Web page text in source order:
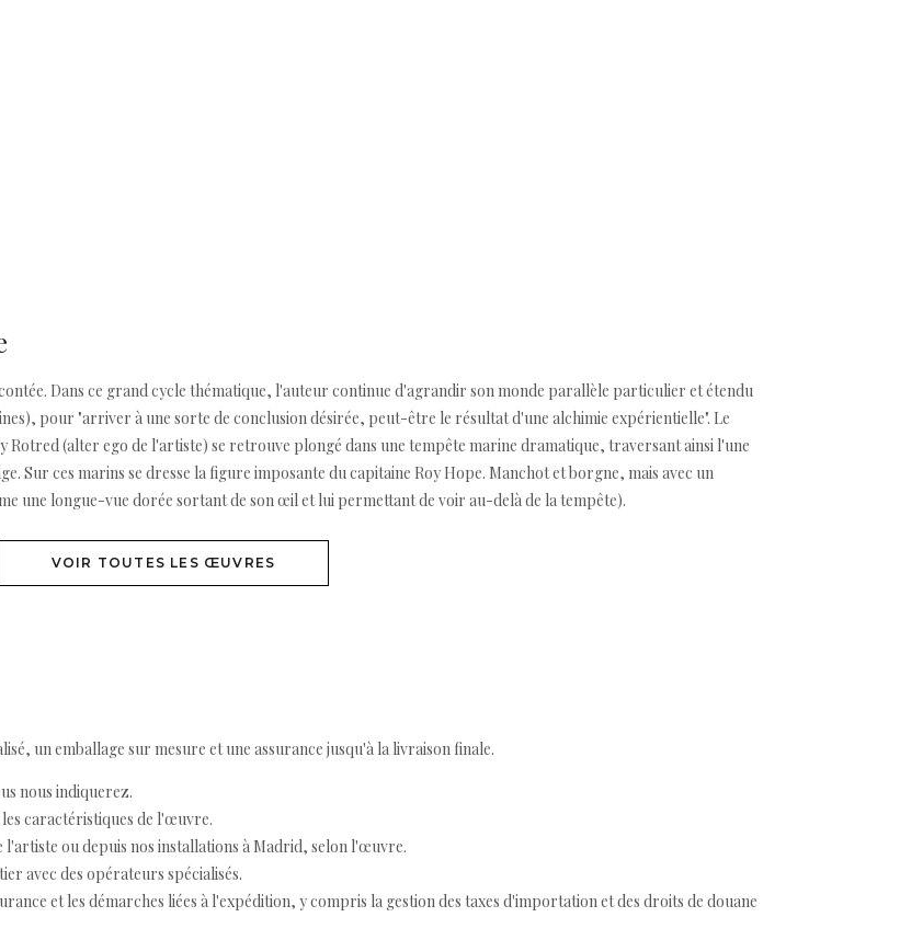
Dans ce grand cycle thématique, l'auteur continue d'agrandir son monde parallèle particulier et étendu
pour "arriver à une sorte de conclusion désirée, peut-être le résultat d'une alchimie expérientielle". Le
(alter ego de l'artiste) se retrouve plongé dans une tempête marine dramatique, traversant ainsi l'une
Sur ces marins se dresse la figure imposante du capitaine Roy Hope. Manchot et borgne, mais avec un
une longue-vue dorée sortant de son œil et lui permettant de voir au-delà de la tempête).
VOIR TOUTES LES ŒUVRES
un emballage sur mesure et une assurance jusqu'à la livraison finale.
nous indiquerez.
caractéristiques de l'œuvre.
l'artiste ou depuis nos installations à Madrid, selon l'œuvre.
avec des opérateurs spécialisés.
et les démarches liées à l'expédition, y compris la gestion des taxes d'importation et des droits de douane